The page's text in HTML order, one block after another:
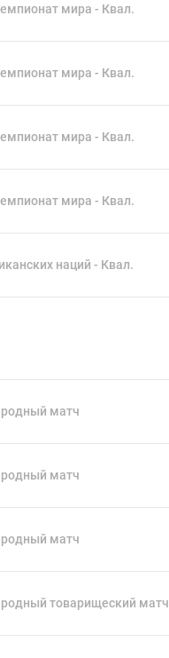
мира - Квал.
мира - Квал.
мира - Квал.
мира - Квал.
наций - Квал.
матч
матч
матч
товарищеский матч